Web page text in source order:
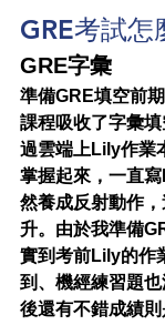
GRE考試怎
GRE字彙
準備GRE填空前
課程吸收了字彙
過雲端上Lily作業
掌握起來，一直
然養成反射動作
升。由於我準備
實到考前Lily的作
到、機經練習題
後還有不錯成績